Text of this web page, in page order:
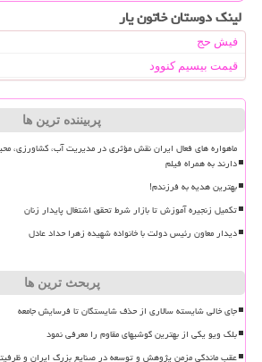
لینک دوستان خاتون یار
فیش حج
قیمت بیسیم کنوود
پربیننده ترین ها
ماهواره های فعال ایران نقش مؤثری در مدیریت آب، کشاورزی،
دارند به همراه فیلم
بهترین هدیه به فرزندم!
تکمیل زنجیره آموزش تا بازار شرط تحقق اشتغال پایدار زنان
دیدار معاون رئیس دولت با خانواده شهیده زهرا حداد عادل
پربحث ترین ها
جای خالی شایسته سالاری از حذف شایستگان تا فرسایش جامعه
بلک ویو یکی از بهترین گوشیهای مقاوم را معرفی نمود
عقب ماندگی مزمن پژوهش و توسعه در صنایع بزرگ ایران و